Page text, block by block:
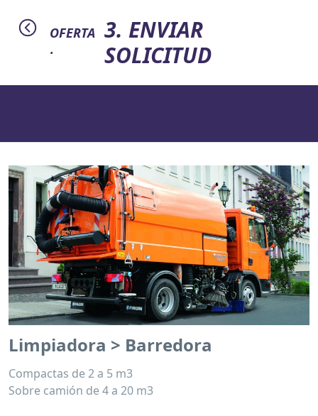
OFERTA
·
3. ENVIAR
SOLICITUD
Limpiadora > Barredora
Compactas de 2 a 5 m3
Sobre camión de 4 a 20 m3